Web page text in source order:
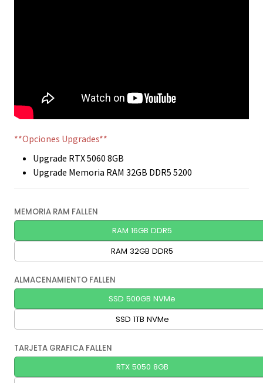
**Opciones Upgrades**
Upgrade RTX 5060 8GB
Upgrade Memoria RAM 32GB DDR5 5200
MEMORIA RAM FALLEN
RAM 16GB DDR5
RAM 32GB DDR5
ALMACENAMIENTO FALLEN
SSD 500GB NVMe
SSD 1TB NVMe
TARJETA GRAFICA FALLEN
RTX 5050 8GB